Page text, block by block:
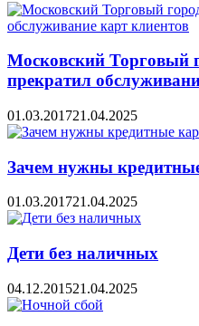
Московский Торговый
прекратил
01.03.201721.04.2025
Зачем нужны
01.03.201721.04.2025
Дети без наличных
04.12.201521.04.2025